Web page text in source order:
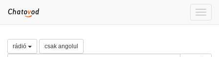
Toggle
rádió csak angolul